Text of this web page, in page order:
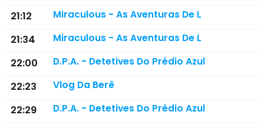
21:12 Miraculous - As Aventuras De L
21:34 Miraculous - As Aventuras De L
22:00 D.P.A. - Detetives Do Prédio Azul
22:23 Vlog Da Berê
22:29 D.P.A. - Detetives Do Prédio Azul